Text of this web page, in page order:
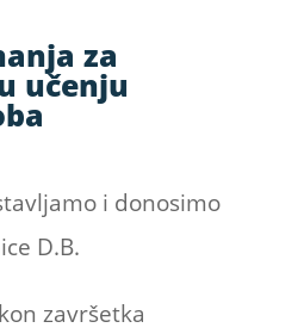
za
učenju
i donosimo
D.B.
završetka